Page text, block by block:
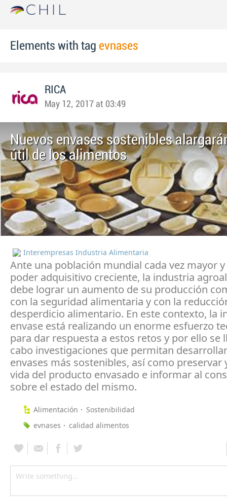
Elements with tag evnases
RICA
May 12, 2017 at 03:49
Nuevos envases sostenibles
útil de los alimentos
Interempresas Industria Alimentaria
Ante una población mundial cada vez mayor
poder adquisitivo creciente, la industria
debe lograr un aumento de su producción
con la seguridad alimentaria y con la
desperdicio alimentario. En este contexto, la
envase está realizando un enorme esfuerzo
para dar respuesta a estos retos y por ello se
cabo investigaciones que permitan
envases más sostenibles, así como preservar
vida del producto envasado e informar al
sobre el estado del mismo.
Alimentación
Sostenibilidad
evnases
calidad alimentos